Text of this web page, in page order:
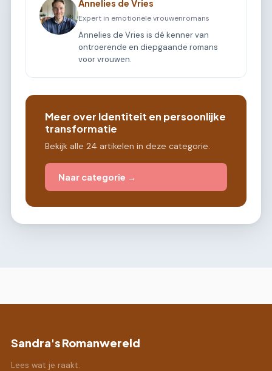
Annelies de Vries
Expert in emotionele vrouwenromans
Annelies de Vries is dé kenner van
ontroerende en diepgaande romans
voor vrouwen.
Meer over Identiteit en persoonlijke
transformatie
Bekijk alle 24 artikelen in deze categorie.
Naar categorie →
Sandra's Romanwereld
Lees wat je raakt.